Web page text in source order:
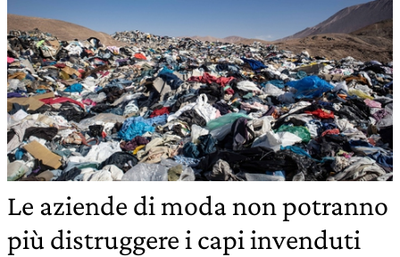
Le aziende di moda non potranno
più distruggere i capi invenduti